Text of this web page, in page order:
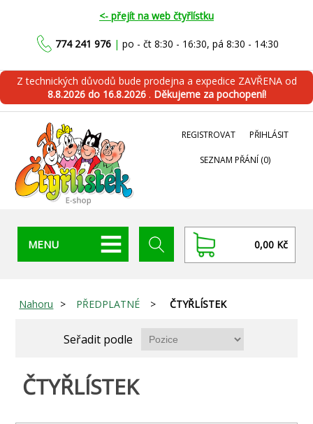
<- přejít na web čtyřlístku
774 241 976 | po - čt 8:30 - 16:30, pá 8:30 - 14:30
Z technických důvodů bude prodejna a expedice ZAVŘENA od
8.8.2026 do 16.8.2026 . Děkujeme za pochopení!
REGISTROVAT PŘIHLÁSIT
SEZNAM PŘÁNÍ (0)
MENU 0,00 Kč
Nahoru > PŘEDPLATNÉ > ČTYŘLÍSTEK
Seřadit podle
ČTYŘLÍSTEK